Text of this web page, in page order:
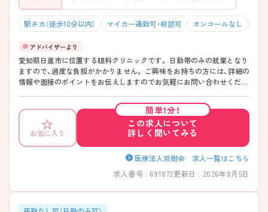
駅チカ（徒歩10分以内） マイカー通勤可・相談可 オンコールなし
愛知県日進市に位置する眼科クリニックです。 日勤帯のみの就業となり
ますので、過度な負担がかかりません。 ご興味をお持ちの方には、詳細の
情報や面接のポイントをお伝えしますのでお気軽にお問い合わせくださ
お気に入り
簡単1分！
この求人について
詳しく聞いてみる
医療法人双樹会 求人一覧はこちら
求人番号 : 691872更新日 : 2026年8月5日